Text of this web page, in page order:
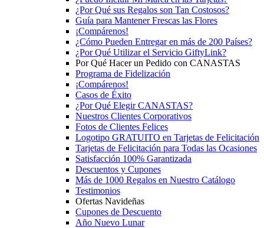
¿Por Qué sus Regalos son Tan Costosos?
Guía para Mantener Frescas las Flores
¡Compárenos!
¿Cómo Pueden Entregar en más de 200 Países?
¿Por Qué Utilizar el Servicio GiftyLink?
Por Qué Hacer un Pedido con CANASTAS
Programa de Fidelización
¡Compárenos!
Casos de Éxito
¿Por Qué Elegir CANASTAS?
Nuestros Clientes Corporativos
Fotos de Clientes Felices
Logotipo GRATUITO en Tarjetas de Felicitación
Tarjetas de Felicitación para Todas las Ocasiones
Satisfacción 100% Garantizada
Descuentos y Cupones
Más de 1000 Regalos en Nuestro Catálogo
Testimonios
Ofertas Navideñas
Cupones de Descuento
Año Nuevo Lunar